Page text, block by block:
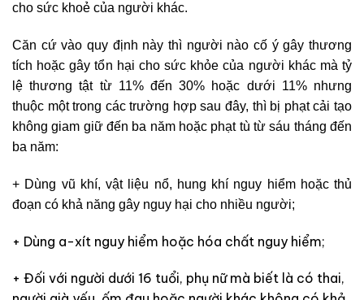
cho sức khoẻ của người khác.
Căn cứ vào quy định này thì người nào cố ý gây thương
tích hoặc gây tổn hại cho sức khỏe của người khác mà tỷ
lệ thương tật từ 11% đến 30% hoặc dưới 11% nhưng
thuộc một trong các trường hợp sau đây, thì bị phạt cải tạo
không giam giữ đến ba năm hoặc phạt tù từ sáu tháng đến
ba năm:
+ Dùng vũ khí, vật liệu nổ, hung khí nguy hiểm hoặc thủ
đoạn có khả năng gây nguy hại cho nhiều người;
+ Dùng a-xít nguy hiểm hoặc hóa chất nguy hiểm;
+ Đối với người dưới 16 tuổi, phụ nữ mà biết là có thai,